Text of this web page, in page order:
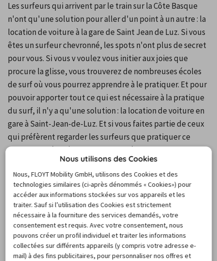
Les surfeurs qui arrivent par le train sur la Côte Basque
n'ont qu'une solution pour aller d'un point à un autre : la
location de voiture à la gare de Saint Jean de Luz. Si vous
êtes un surfeur chevronné, les spots n'ont plus de secret
pour vous. Si vous v voulez vous initier aux joies que
procure la glisse, vous trouverez de nombreuses écoles
de surf où vous pourrez apprendre à le pratiquer. Et pour
pouvoir apporter tout ce qui est nécessaire à la pratique
du surf, il n'y a qu'une solution : la location de voiture en
gare à Saint-Jean-de-Luz. Et si vous faites partie de ceux
qui préfèrent regarder les surfeurs que pratiquer ce
sport, il y a régulièrement dans différentes stations de la
Côte basque des compétitions de niveau international,
particulièrement intéressantes à regarder.
La location de voiture en gare à Saint-Jean-de-Luz pour
une escapade en Espagne
Sans avoir besoin d'aller trop loin dans les terres
ibériques, la location de voiture en gare à Saint-Jean-de-
Luz permet d'aller passer un moment agréable voire
plusieurs jours à San Sebastian. En arrivant dans cette
Nous utilisons des Cookies
Nous, FLOYT Mobility GmbH, utilisons des Cookies et des
technologies similaires (ci-après dénommés « Cookies») pour
accéder aux informations stockées sur vos appareils et les
traiter. Sauf si l’utilisation des Cookies est strictement
nécessaire à la fourniture des services demandés, votre
consentement est requis. Avec votre consentement, nous
pouvons créer un profil individuel et traiter les informations
collectées sur différents appareils (y compris votre adresse e-
mail) à des fins publicitaires, pour personnaliser nos offres et